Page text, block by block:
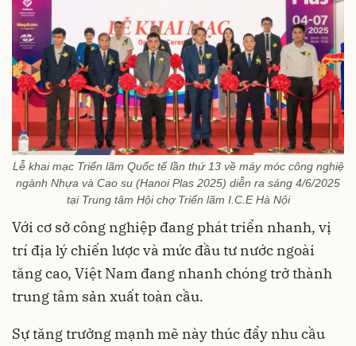
Lễ khai mạc Triển lãm Quốc tế lần thứ 13 về máy móc công nghiệ
ngành Nhựa và Cao su (Hanoi Plas 2025) diễn ra sáng 4/6/2025
tại Trung tâm Hội chợ Triển lãm I.C.E Hà Nội
Với cơ sở công nghiệp đang phát triển nhanh, vị
trí địa lý chiến lược và mức đầu tư nước ngoài
tăng cao, Việt Nam đang nhanh chóng trở thành
trung tâm sản xuất toàn cầu.
Sự tăng trưởng mạnh mẽ này thúc đẩy nhu cầu